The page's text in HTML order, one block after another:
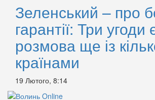
Зеленський – про
гарантії: Три угоди
розмова ще із
країнами
19 Лютого, 8:14